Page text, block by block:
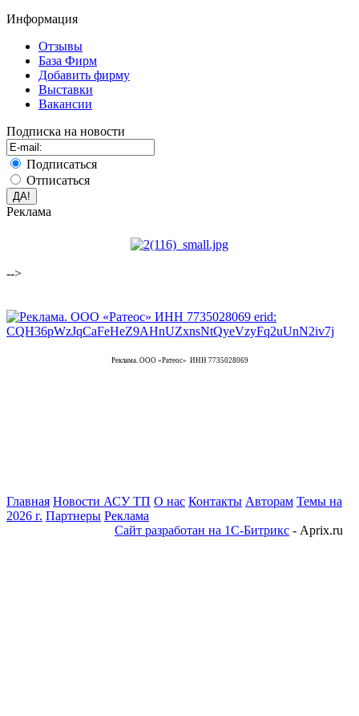
Информация
Отзывы
База Фирм
Добавить фирму
Выставки
Вакансии
Подписка на новости
Подписаться
Отписаться
Реклама
-->
Реклама. ООО «Ратеос» ИНН 7735028069
Главная Новости АСУ ТП О нас Контакты Авторам Темы на
2026 г. Партнеры Реклама
Сайт разработан на 1С-Битрикс - Aprix.ru